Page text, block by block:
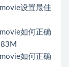
设置最佳
如何正确
如何正确